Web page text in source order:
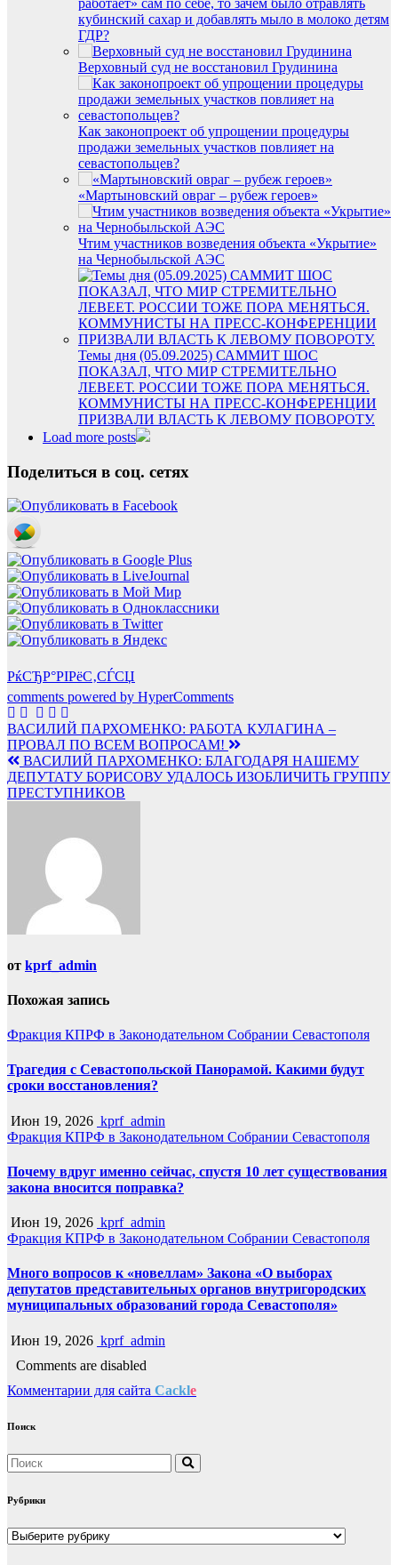
кубинский сахар и добавлять мыло в молоко детям
ГДР?
Верховный суд не восстановил Грудинина
Как законопроект об упрощении процедуры
продажи земельных участков повлияет на
cевастопольцев?
«Мартыновский овраг – рубеж героев»
Чтим участников возведения объекта «Укрытие»
на Чернобыльской АЭС
Темы дня (05.09.2025) САММИТ ШОС
ПОКАЗАЛ, ЧТО МИР СТРЕМИТЕЛЬНО
ЛЕВЕЕТ. РОССИИ ТОЖЕ ПОРА МЕНЯТЬСЯ.
КОММУНИСТЫ НА ПРЕСС-КОНФЕРЕНЦИИ
ПРИЗВАЛИ ВЛАСТЬ К ЛЕВОМУ ПОВОРОТУ.
Load more posts
Поделиться в соц. сетях
РќСЂР°РІРёС‚СЃСЏ
comments powered by HyperComments
Навигация
по
записям
ВАСИЛИЙ ПАРХОМЕНКО: РАБОТА КУЛАГИНА –
ПРОВАЛ ПО ВСЕМ ВОПРОСАМ!
ВАСИЛИЙ ПАРХОМЕНКО: БЛАГОДАРЯ НАШЕМУ
ДЕПУТАТУ БОРИСОВУ УДАЛОСЬ ИЗОБЛИЧИТЬ ГРУППУ
ПРЕСТУПНИКОВ
от kprf_admin
Похожая запись
Фракция КПРФ в Законодательном Собрании Севастополя
Трагедия с Севастопольской Панорамой. Какими будут
сроки восстановления?
Июн 19, 2026 kprf_admin
Фракция КПРФ в Законодательном Собрании Севастополя
Почему вдруг именно сейчас, спустя 10 лет существования
закона вносится поправка?
Июн 19, 2026 kprf_admin
Фракция КПРФ в Законодательном Собрании Севастополя
Много вопросов к «новеллам» Закона «О выборах
депутатов представительных органов внутригородских
муниципальных образований города Севастополя»
Июн 19, 2026 kprf_admin
Comments are disabled
Комментарии для сайта Cackle
Поиск
Рубрики
Рубрики